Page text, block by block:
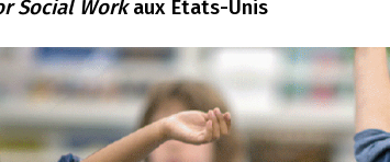
Social Workaux États-Unis